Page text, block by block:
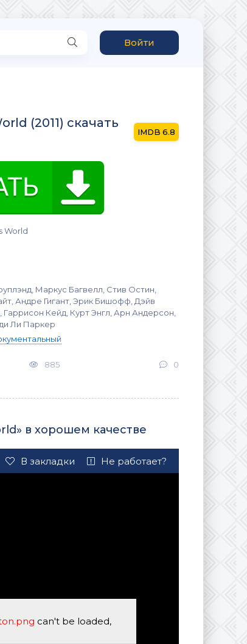
Войти
(2011) скачать
6.8
World
Маркус Багвелл, Стив Остин,
Андре Гигант, Эрик Бишофф, Дэйв
Гаррисон Кейд, Курт Энгл, Арн Андерсон,
Ли Паркер
885 0
в хорошем качестве
В закладки Не работает?
can't be loaded,